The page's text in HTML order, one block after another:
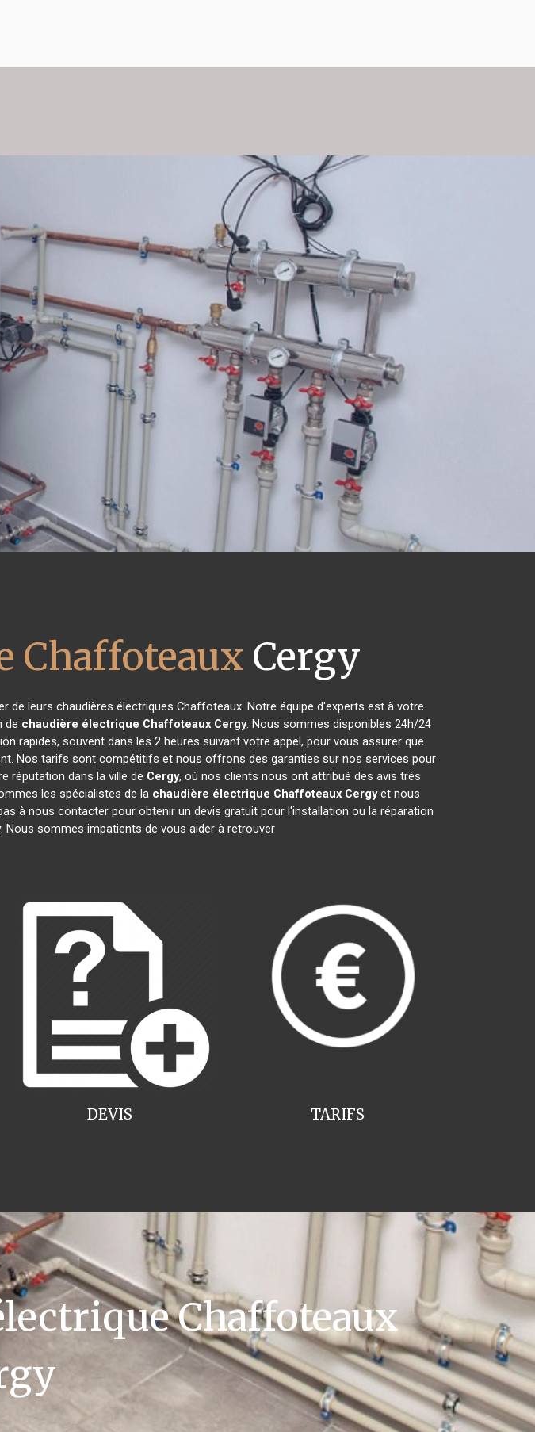
Chaffoteaux Cergy
de leurs chaudières électriques Chaffoteaux. Notre équipe d'experts est à votre
de chaudière électrique Chaffoteaux Cergy. Nous sommes disponibles 24h/24
rapides, souvent dans les 2 heures suivant votre appel, pour vous assurer que
Nos tarifs sont compétitifs et nous offrons des garanties sur nos services pour
réputation dans la ville de Cergy, où nos clients nous ont attribué des avis très
les spécialistes de la chaudière électrique Chaffoteaux Cergyet nous
à nous contacter pour obtenir un devis gratuit pour l'installation ou la réparation
. Nous sommes impatients de vous aider à retrouver
TARIFS
DEVIS
Chaffoteaux